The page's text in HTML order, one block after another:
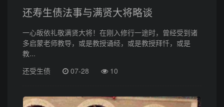
还寿生债法事与满贤大将略谈
一心皈依礼敬满贤大将！在刚入修行一途时，曾经受到诸
多启蒙老师教导，或是教授诵经，或是教授拜忏，或是
教...
还受生债
07-28 10